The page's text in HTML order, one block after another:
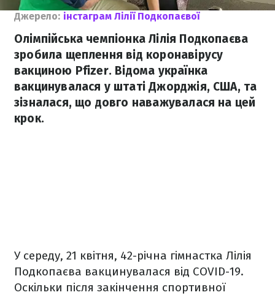
Джерело: інстаграм Лілії Подкопаєвої
Олімпійська чемпіонка Лілія Подкопаєва
зробила щеплення від коронавірусу
вакциною Pfizer. Відома українка
вакцинувалася у штаті Джорджія, США, та
зізналася, що довго наважувалася на цей
крок.
У середу, 21 квітня, 42-річна гімнастка Лілія
Подкопаєва вакцинувалася від COVID-19.
Оскільки після закінчення спортивної